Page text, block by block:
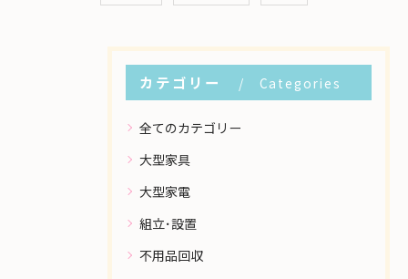
カテゴリー Categories
全てのカテゴリー
大型家具
大型家電
組立･設置
不用品回収